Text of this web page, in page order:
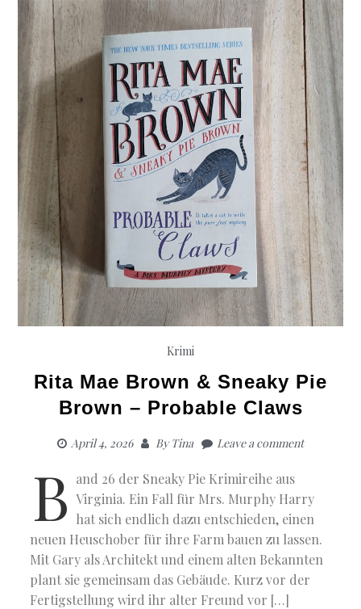
Krimi
Rita Mae Brown & Sneaky Pie
Brown – Probable Claws
April 4, 2026 ByTina Leave a comment
B and 26 der Sneaky Pie Krimireihe aus
Virginia. Ein Fall für Mrs. Murphy Harry
hat sich endlich dazu entschieden, einen
neuen Heuschober für ihre Farm bauen zu lassen.
Mit Gary als Architekt und einem alten Bekannten
plant sie gemeinsam das Gebäude. Kurz vor der
Fertigstellung wird ihr alter Freund vor […]